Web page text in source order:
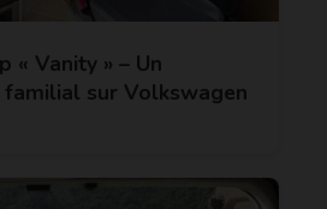
« Vanity » – Un
sur Volkswagen